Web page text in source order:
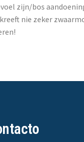
zijn/bos
nie zeker